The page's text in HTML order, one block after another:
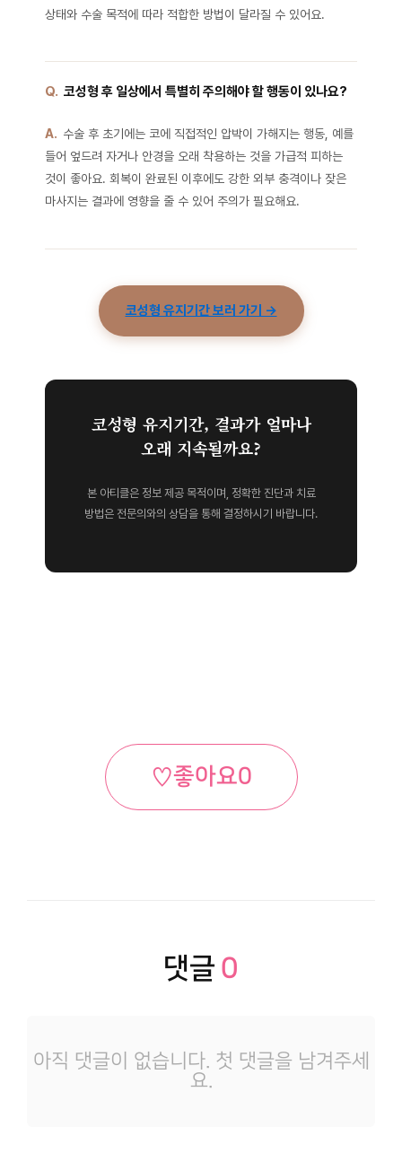
상태와 수술 목적에 따라 적합한 방법이 달라질 수 있어요.
Q. 코성형 후 일상에서 특별히 주의해야 할 행동이 있나요?
A. 수술 후 초기에는 코에 직접적인 압박이 가해지는 행동, 예를
들어 엎드려 자거나 안경을 오래 착용하는 것을 가급적 피하는
것이 좋아요. 회복이 완료된 이후에도 강한 외부 충격이나 잦은
마사지는 결과에 영향을 줄 수 있어 주의가 필요해요.
코성형 유지기간 보러 가기 →
코성형 유지기간, 결과가 얼마나
오래 지속될까요?
본 아티클은 정보 제공 목적이며, 정확한 진단과 치료
방법은 전문의와의 상담을 통해 결정하시기 바랍니다.
♡좋아요0
댓글 0
아직 댓글이 없습니다. 첫 댓글을 남겨주세
요.